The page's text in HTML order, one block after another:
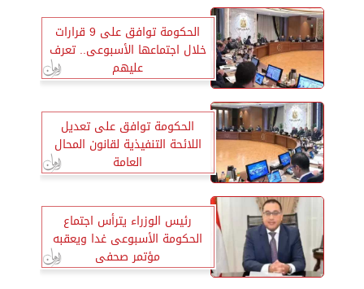
الحكومة توافق على 9 قرارات
خلال اجتماعها الأسبوعى.. تعرف
عليهم
الحكومة توافق على تعديل
اللائحة التنفيذية لقانون المحال
العامة
رئيس الوزراء يترأس اجتماع
الحكومة الأسبوعى غدا ويعقبه
مؤتمر صحفى